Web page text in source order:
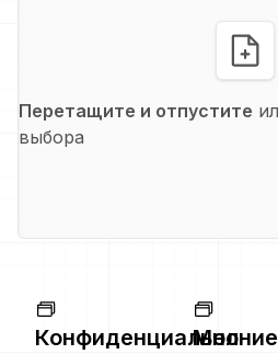
Перетащите и отпустите
выбора
Конфиденциально